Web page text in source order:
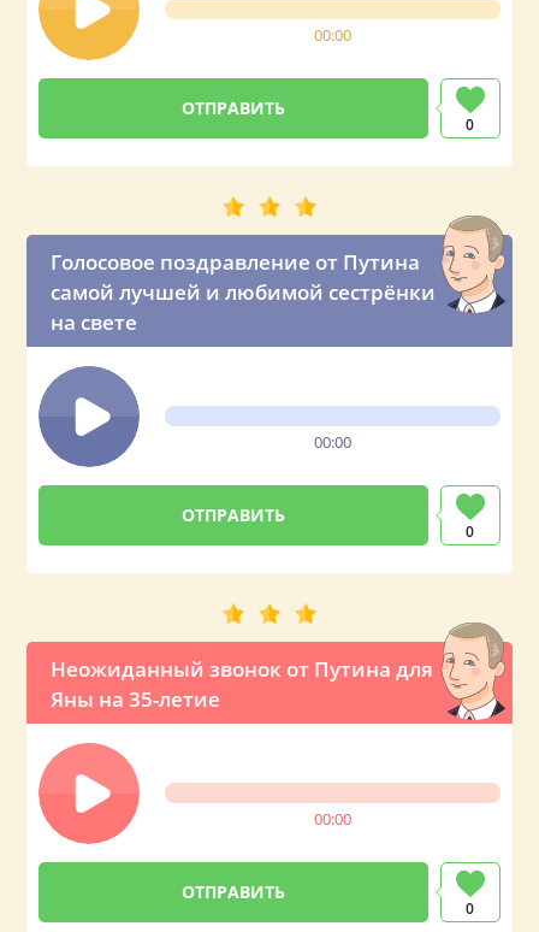
00:00
0
Голосовое поздравление от Путина
самой лучшей и любимой сестрёнки
на свете
00:00
0
Неожиданный звонок от Путина для
Яны на 35-летие
00:00
0